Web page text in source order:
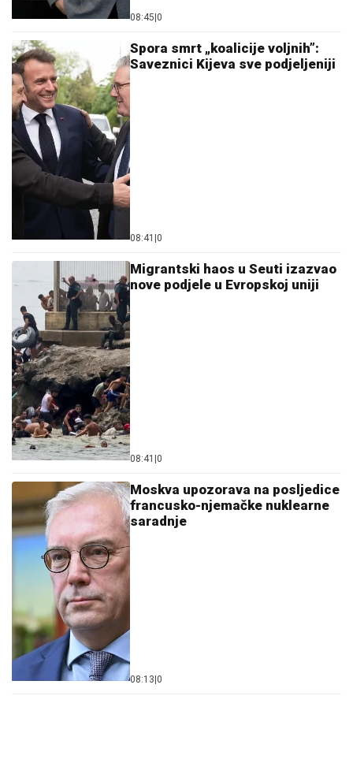
08:45 0
Spora smrt „koalicije voljnih”:
Saveznici Kijeva sve podjeljeniji
08:41 0
Migrantski haos u Seuti izazvao
nove podjele u Evropskoj uniji
08:41 0
Moskva upozorava na posljedice
francusko-njemačke nuklearne
saradnje
08:13 0